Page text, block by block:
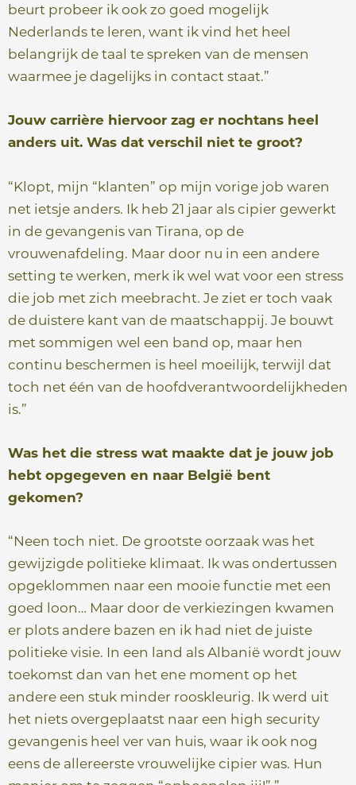
beurt probeer ik ook zo goed mogelijk
Nederlands te leren, want ik vind het heel
belangrijk de taal te spreken van de mensen
waarmee je dagelijks in contact staat.”
Jouw carrière hiervoor zag er nochtans heel
anders uit. Was dat verschil niet te groot?
“Klopt, mijn “klanten” op mijn vorige job waren
net ietsje anders. Ik heb 21 jaar als cipier gewerkt
in de gevangenis van Tirana, op de
vrouwenafdeling. Maar door nu in een andere
setting te werken, merk ik wel wat voor een stress
die job met zich meebracht. Je ziet er toch vaak
de duistere kant van de maatschappij. Je bouwt
met sommigen wel een band op, maar hen
continu beschermen is heel moeilijk, terwijl dat
toch net één van de hoofdverantwoordelijkheden
is.”
Was het die stress wat maakte dat je jouw job
hebt opgegeven en naar België bent
gekomen?
“Neen toch niet. De grootste oorzaak was het
gewijzigde politieke klimaat. Ik was ondertussen
opgeklommen naar een mooie functie met een
goed loon… Maar door de verkiezingen kwamen
er plots andere bazen en ik had niet de juiste
politieke visie. In een land als Albanië wordt jouw
toekomst dan van het ene moment op het
andere een stuk minder rooskleurig. Ik werd uit
het niets overgeplaatst naar een high security
gevangenis heel ver van huis, waar ik ook nog
eens de allereerste vrouwelijke cipier was. Hun